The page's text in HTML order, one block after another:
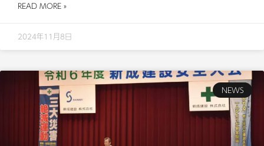
READ MORE »
2024年11月8日
NEWS